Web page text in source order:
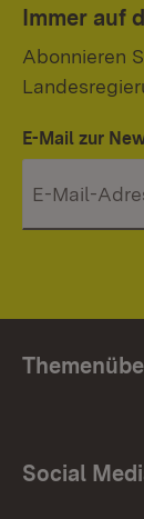
Immer auf
Abonnieren
E-Mail zur
Social